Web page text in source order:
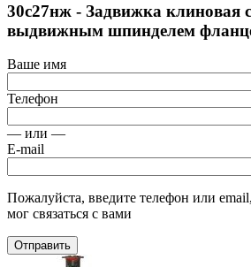
30с27нж - Задвижка клиновая
выдвижным шпинделем
Ваше имя
Телефон
— или —
E-mail
Пожалуйста, введите телефон или
мог связаться с вами
Отправить